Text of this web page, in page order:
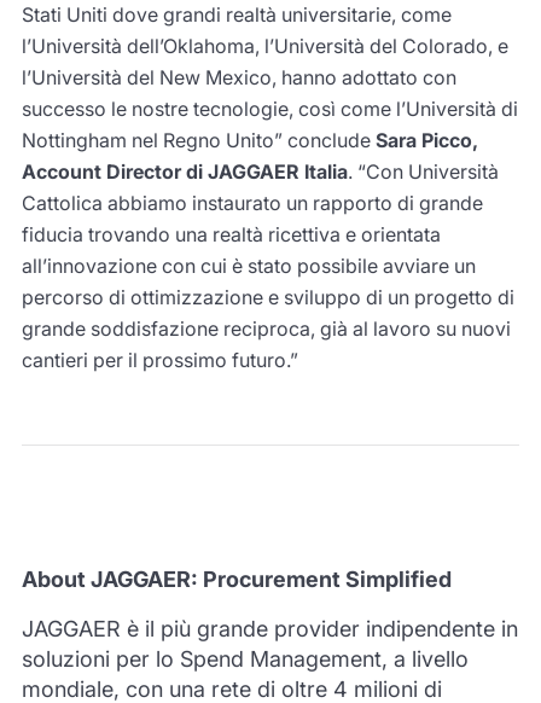
Stati Uniti dove grandi realtà universitarie, come
l’Università dell’Oklahoma, l’Università del Colorado, e
l’Università del New Mexico, hanno adottato con
successo le nostre tecnologie, così come l’Università di
Nottingham nel Regno Unito” conclude Sara Picco,
Account Director di JAGGAER Italia. “Con Università
Cattolica abbiamo instaurato un rapporto di grande
fiducia trovando una realtà ricettiva e orientata
all’innovazione con cui è stato possibile avviare un
percorso di ottimizzazione e sviluppo di un progetto di
grande soddisfazione reciproca, già al lavoro su nuovi
cantieri per il prossimo futuro.”
About JAGGAER: Procurement Simplified
JAGGAER è il più grande provider indipendente in
soluzioni per lo Spend Management, a livello
mondiale, con una rete di oltre 4 milioni di